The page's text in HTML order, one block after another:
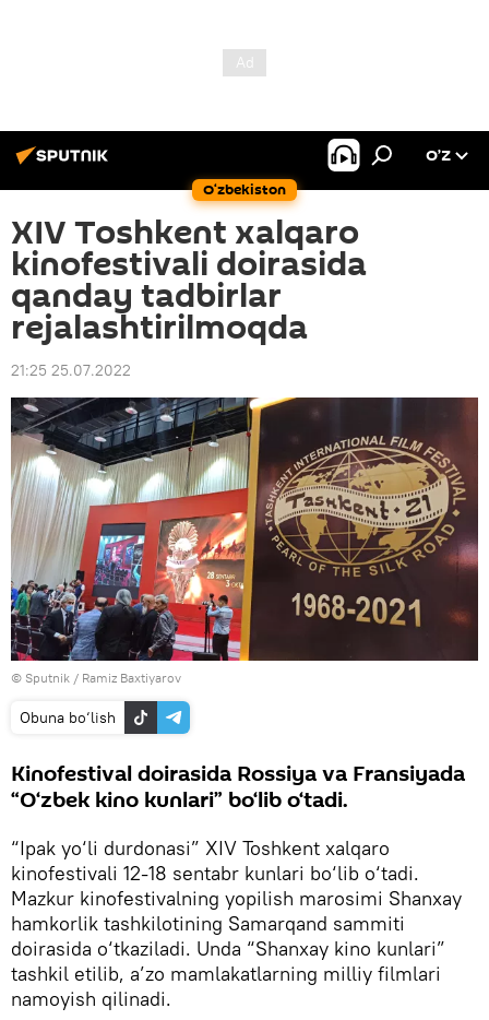
O‘zbekiston
O’Z
XIV Toshkent xalqaro
kinofestivali doirasida
qanday tadbirlar
rejalashtirilmoqda
21:25 25.07.2022
© Sputnik / Ramiz Baxtiyarov
Obuna bo‘lish
Kinofestival doirasida Rossiya va Fransiyada
“O‘zbek kino kunlari” bo‘lib o‘tadi.
“Ipak yo‘li durdonasi” XIV Toshkent xalqaro
kinofestivali 12-18 sentabr kunlari bo‘lib o‘tadi.
Mazkur kinofestivalning yopilish marosimi Shanxay
hamkorlik tashkilotining Samarqand sammiti
doirasida o‘tkaziladi. Unda “Shanxay kino kunlari”
tashkil etilib, a’zo mamlakatlarning milliy filmlari
namoyish qilinadi.